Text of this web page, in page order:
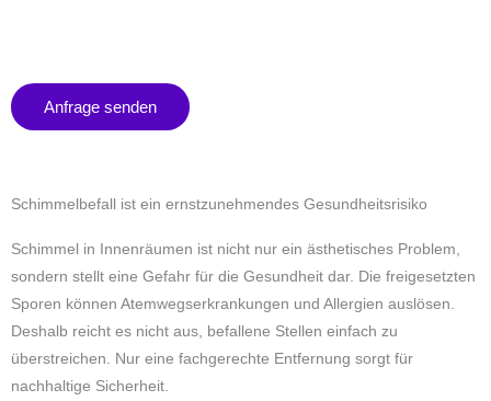
Anfrage senden
Schimmelbefall ist ein ernstzunehmendes Gesundheitsrisiko
Schimmel in Innenräumen ist nicht nur ein ästhetisches Problem,
sondern stellt eine Gefahr für die Gesundheit dar. Die freigesetzten
Sporen können Atemwegserkrankungen und Allergien auslösen.
Deshalb reicht es nicht aus, befallene Stellen einfach zu
überstreichen. Nur eine fachgerechte Entfernung sorgt für
nachhaltige Sicherheit.